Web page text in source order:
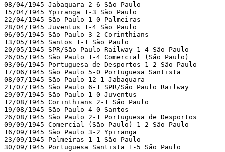
08/04/1945 Jabaquara 2-6 São Paulo
15/04/1945 Ypiranga 1-3 São Paulo
22/04/1945 São Paulo 1-0 Palmeiras
28/04/1945 Juventus 1-4 São Paulo
06/05/1945 São Paulo 3-2 Corinthians
13/05/1945 Santos 1-1 São Paulo
20/05/1945 SPR/São Paulo Railway 1-4 São Paulo
26/05/1945 São Paulo 1-4 Comercial (São Paulo)
03/06/1945 Portuguesa de Desportos 1-2 São Paulo
17/06/1945 São Paulo 5-0 Portuguesa Santista
08/07/1945 São Paulo 12-1 Jabaquara
21/07/1945 São Paulo 6-1 SPR/São Paulo Railway
29/07/1945 São Paulo 1-0 Juventus
12/08/1945 Corinthians 2-1 São Paulo
19/08/1945 São Paulo 4-0 Santos
26/08/1945 São Paulo 2-1 Portuguesa de Desportos
09/09/1945 Comercial (São Paulo) 1-2 São Paulo
16/09/1945 São Paulo 3-2 Ypiranga
23/09/1945 Palmeiras 1-1 São Paulo
30/09/1945 Portuguesa Santista 1-5 São Paulo